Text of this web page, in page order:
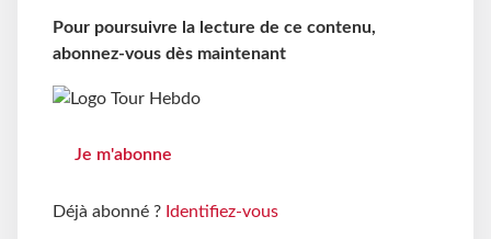
Pour poursuivre la lecture de ce contenu,
abonnez-vous dès maintenant
Je m'abonne
Déjà abonné ? Identifiez-vous